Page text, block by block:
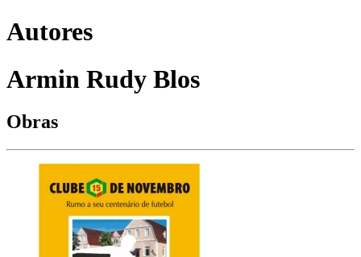
Autores
Armin Rudy Blos
Obras